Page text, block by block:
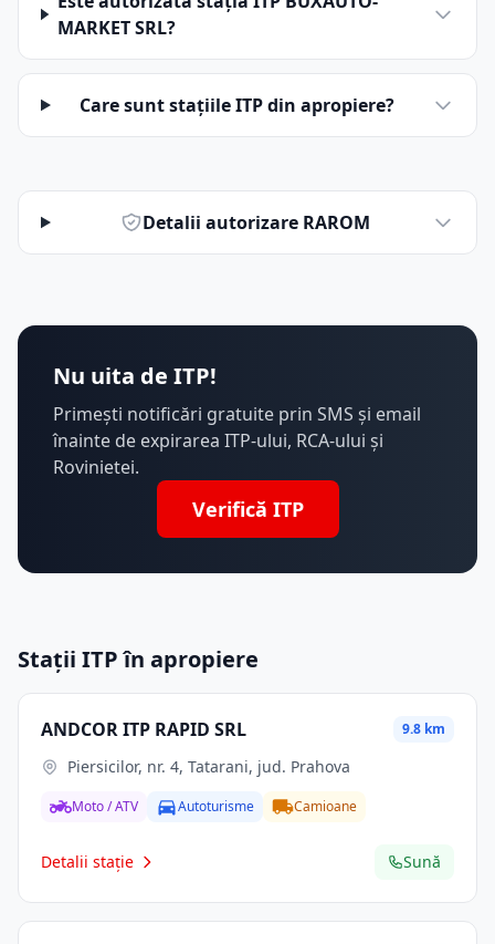
MARKET SRL?
Care sunt stațiile ITP din apropiere?
Detalii autorizare RAROM
Nu uita de ITP!
Primești notificări gratuite prin SMS și email
înainte de expirarea ITP-ului, RCA-ului și
Rovinietei.
Verifică ITP
Stații ITP în apropiere
ANDCOR ITP RAPID SRL 9.8 km
Piersicilor, nr. 4, Tatarani, jud. Prahova
Moto / ATV Autoturisme Camioane
Detalii stație Sună